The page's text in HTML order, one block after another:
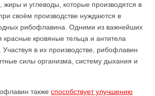
жиры и углеводы, которые производятся в
своём производстве нуждаются в
рибофлавина. Одними из важнейших
красные кровяные тельца и антитела
в их производстве, рибофлавин
силы организма, систему дыхания и
также способствует улучшению